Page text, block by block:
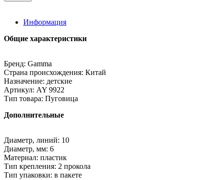
Информация
Общие характеристики
Бренд: Gamma
Страна происхождения: Китай
Назначение: детские
Артикул: AY 9922
Тип товара: Пуговица
Дополнительные
Диаметр, линий: 10
Диаметр, мм: 6
Материал: пластик
Тип крепления: 2 прокола
Тип упаковки: в пакете